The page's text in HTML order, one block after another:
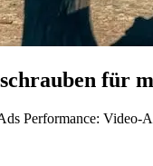
für
Performance: